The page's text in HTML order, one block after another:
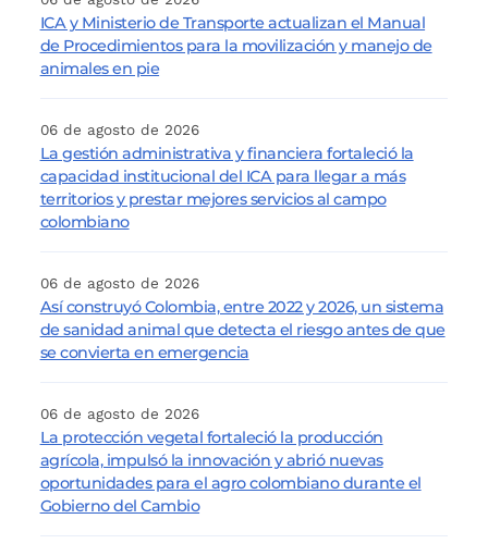
ICA y Ministerio de Transporte actualizan el Manual
de Procedimientos para la movilización y manejo de
animales en pie
06 de agosto de 2026
La gestión administrativa y financiera fortaleció la
capacidad institucional del ICA para llegar a más
territorios y prestar mejores servicios al campo
colombiano
06 de agosto de 2026
Así construyó Colombia, entre 2022 y 2026, un sistema
de sanidad animal que detecta el riesgo antes de que
se convierta en emergencia
06 de agosto de 2026
La protección vegetal fortaleció la producción
agrícola, impulsó la innovación y abrió nuevas
oportunidades para el agro colombiano durante el
Gobierno del Cambio